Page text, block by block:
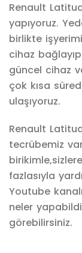
Renault
yapıyoruz.
birlikte
cihaz
güncel cihaz
çok kısa
ulaşıyoruz.
Renault
tecrübemiz
birikimle,sizlere
fazlasıyla
Youtube
neler
görebilirsiniz.